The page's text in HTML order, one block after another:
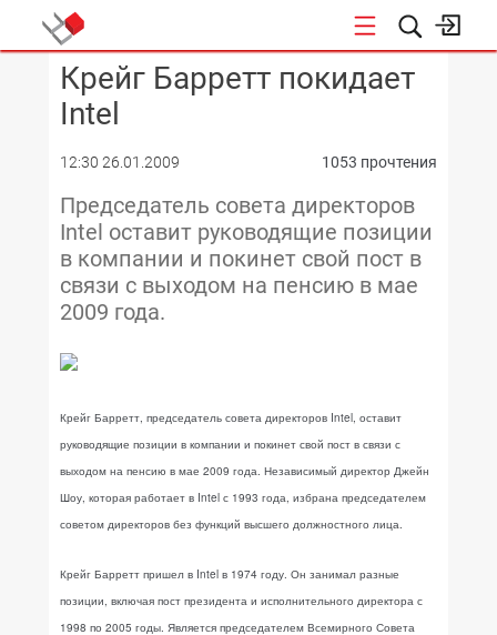
КОНФЕРЕНЦИИ
Крейг Барретт покидает
Intel
12:30 26.01.2009 1053 прочтения
Председатель совета директоров
Intel оставит руководящие позиции
в компании и покинет свой пост в
связи с выходом на пенсию в мае
2009 года.
Крейг Барретт, председатель совета директоров Intel, оставит
руководящие позиции в компании и покинет свой пост в связи с
выходом на пенсию в мае 2009 года. Независимый директор Джейн
Шоу, которая работает в Intel с 1993 года, избрана председателем
советом директоров без функций высшего должностного лица.
Крейг Барретт пришел в Intel в 1974 году. Он занимал разные
позиции, включая пост президента и исполнительного директора с
1998 по 2005 годы. Является председателем Всемирного Совета